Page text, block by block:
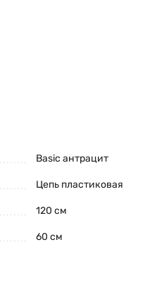
Basic антрацит
Цепь пластиковая
120 см
60 см